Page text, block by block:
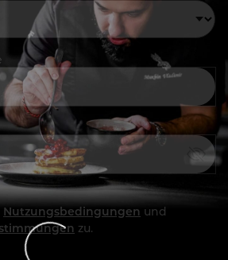
Nutzungsbedingungen und
zu.